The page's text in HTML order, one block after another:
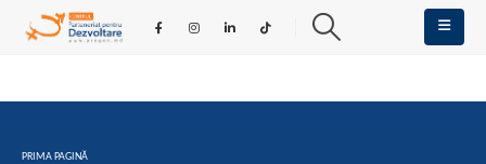
PRIMA PAGINĂ